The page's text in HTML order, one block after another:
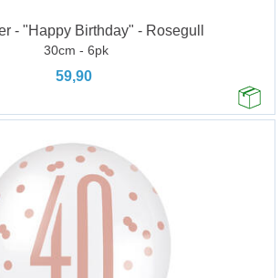
- "Happy Birthday" - Rosegull
30cm - 6pk
59,90